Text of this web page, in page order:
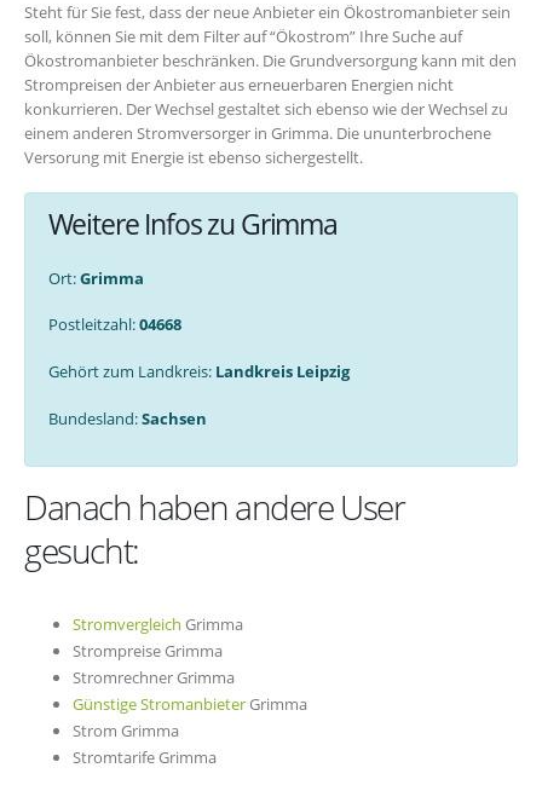
Steht für Sie fest, dass der neue Anbieter ein Ökostromanbieter sein
soll, können Sie mit dem Filter auf “Ökostrom” Ihre Suche auf
Ökostromanbieter beschränken. Die Grundversorgung kann mit den
Strompreisen der Anbieter aus erneuerbaren Energien nicht
konkurrieren. Der Wechsel gestaltet sich ebenso wie der Wechsel zu
einem anderen Stromversorger in Grimma. Die ununterbrochene
Versorung mit Energie ist ebenso sichergestellt.
Weitere Infos zu Grimma
Ort:Grimma
Postleitzahl:04668
Gehört zum Landkreis: Landkreis Leipzig
Bundesland:Sachsen
Danach haben andere User
gesucht:
Stromvergleich Grimma
Strompreise Grimma
Stromrechner Grimma
Günstige StromanbieterGrimma
Strom Grimma
Stromtarife Grimma